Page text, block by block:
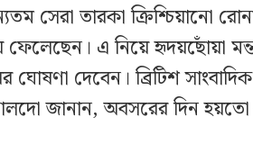
সেরা তারকা ক্রিশ্চিয়ানো
ফেলেছেন। এ নিয়ে হৃদয়ছোঁয়া
দেবেন। ব্রিটিশ
জানান, অবসরের দিন